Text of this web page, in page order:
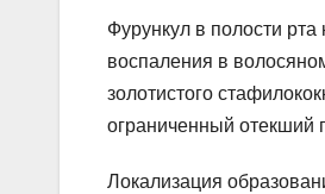
Фурункул в полости
воспаления в
золотистого
ограниченный отекший
Локализация